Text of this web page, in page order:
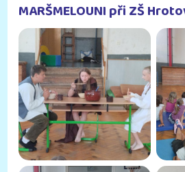
MARŠMELOUNI při ZŠ